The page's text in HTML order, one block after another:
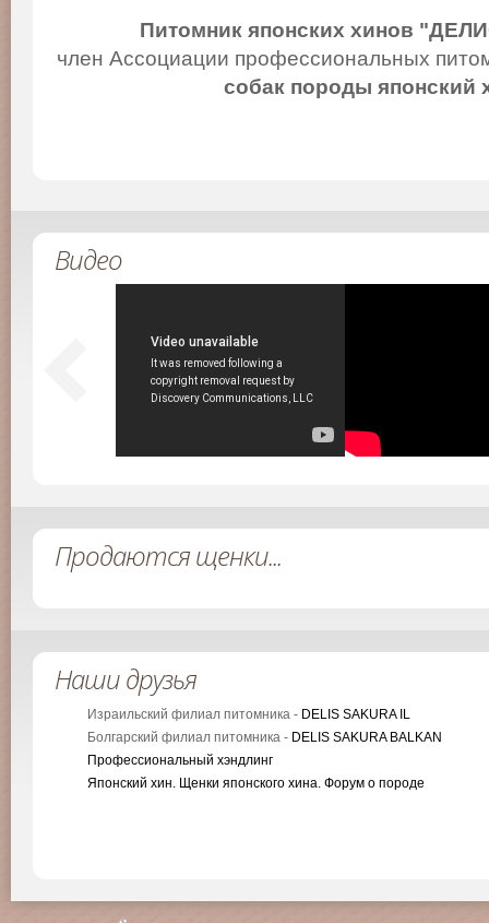
Питомник японских хинов
член Ассоциации профессиональных
собак породы японский
Видео
Продаются щенки...
Наши друзья
Израильский филиал питомника - DELIS SAKURA IL
Болгарский филиал питомника - DELIS SAKURA BALKAN
Профессиональный хэндлинг
Японский хин. Щенки японского хина. Форум о породе